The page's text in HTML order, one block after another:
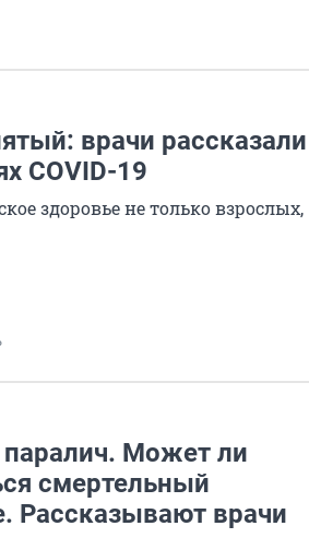
врачи рассказали
COVID-19
здоровье не только взрослых,
Может ли
смертельный
Рассказывают врачи